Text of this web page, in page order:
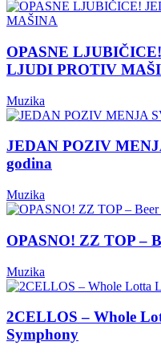
OPASNE
LJUDI PROTIV
Muzika
JEDAN POZIV
godina
Muzika
OPASNO! ZZ TOP –
Muzika
2CELLOS – Whole
Symphony